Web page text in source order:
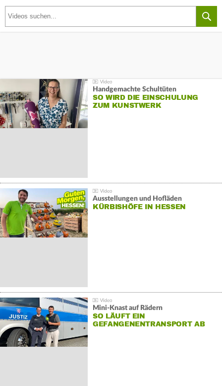
Handgemachte Schultüten
SO WIRD DIE EINSCHULUNG
ZUM KUNSTWERK
Ausstellungen und Hofläden
KÜRBISHÖFE IN HESSEN
Mini-Knast auf Rädern
SO LÄUFT EIN
GEFANGENENTRANSPORT AB